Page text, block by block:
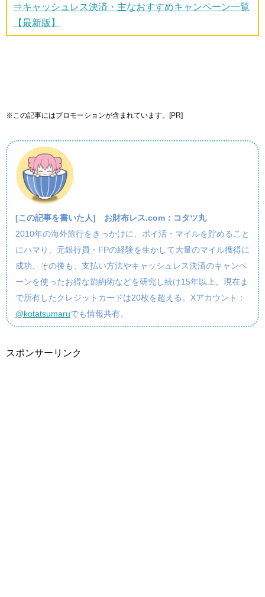
⇒キャッシュレス決済・主なおすすめキャンペーン一覧
【最新版】
※この記事にはプロモーションが含まれています。[PR]
[この記事を書いた人] お財布レス.com：コタツ丸
2010年の海外旅行をきっかけに、ポイ活・マイルを貯めること
にハマり、元銀行員・FPの経験を生かして大量のマイル獲得に
成功。その後も、支払い方法やキャッシュレス決済のキャンペ
ーンを使ったお得な節約術などを研究し続け15年以上。現在ま
で所有したクレジットカードは20枚を超える。Xアカウント：
@kotatsumaruでも情報共有。
スポンサーリンク